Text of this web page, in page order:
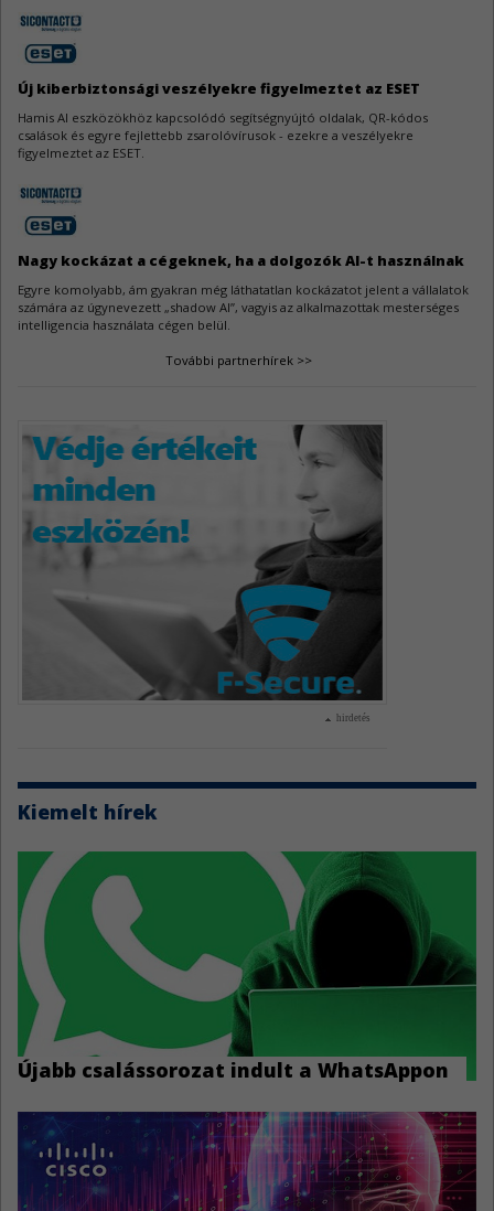
Apache Tomcat biztonsági hiba
Az Apache Tomcat egy közepes veszélyességű hiba miatt kapott frissítést.
OpenVPN Server sérülékenységek
Az OpenVPN Server fejlesztői hat biztonsági résről adtak tájékoztatást.
Samba sérülékenységek
A Samba féltucat sebezhetőségre kapott gyógymódot.
Új kiberbiztonsági veszélyekre figyelmeztet az ESET
Hamis AI eszközökhöz kapcsolódó segítségnyújtó oldalak, QR-kódos
csalások és egyre fejlettebb zsarolóvírusok - ezekre a veszélyekre
figyelmeztet az ESET.
Nagy kockázat a cégeknek, ha a dolgozók AI-t használnak
Egyre komolyabb, ám gyakran még láthatatlan kockázatot jelent a vállalatok
számára az úgynevezett „shadow AI”, vagyis az alkalmazottak mesterséges
intelligencia használata cégen belül.
További partnerhírek >>
hirdetés
Kiemelt hírek
Újabb csalássorozat indult a WhatsAppon